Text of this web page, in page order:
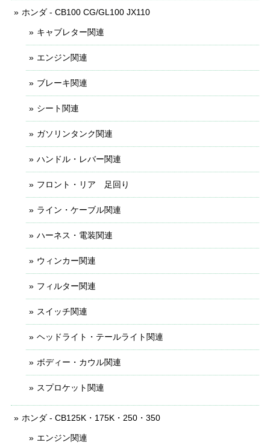
ホンダ - CB100 CG/GL100 JX110
キャブレター関連
エンジン関連
ブレーキ関連
シート関連
ガソリンタンク関連
ハンドル・レバー関連
フロント・リア 足回り
ライン・ケーブル関連
ハーネス・電装関連
ウィンカー関連
フィルター関連
スイッチ関連
ヘッドライト・テールライト関連
ボディー・カウル関連
スプロケット関連
ホンダ - CB125K・175K・250・350
エンジン関連